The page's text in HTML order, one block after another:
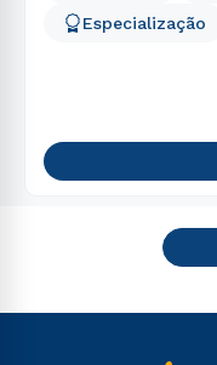
Especialização